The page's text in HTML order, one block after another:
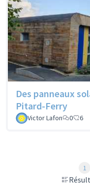
Des panneaux
Pitard-Ferry
Victor Lafon 0 6
1